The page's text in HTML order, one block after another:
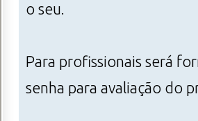
o seu.
Para profissionais será
senha para avaliação do